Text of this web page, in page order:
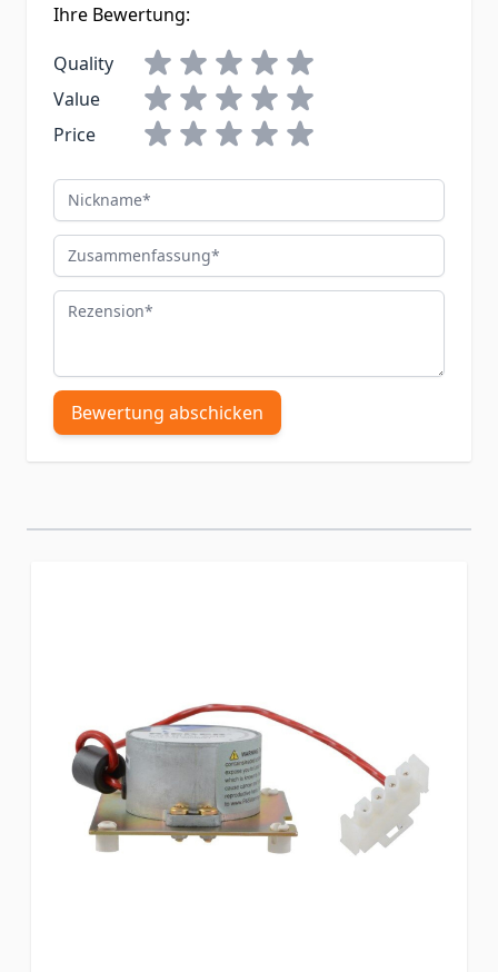
Ihre Bewertung:
Quality
Value
Price
Nickname
Zusammenfassung
Rezension
Bewertung abschicken